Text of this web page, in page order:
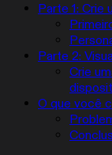
Parte 1: Crie
Parte 2:
Crie
O que você